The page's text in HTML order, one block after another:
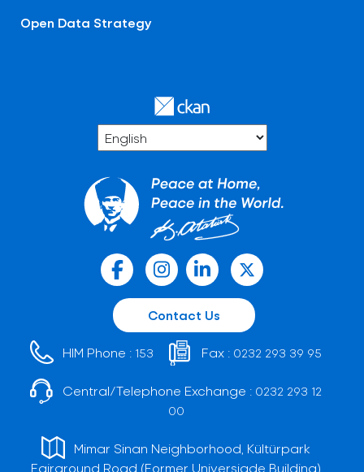
Open Data Strategy
Contact Us
HIM Phone : 153 Fax : 0232 293 39 95
Central/Telephone Exchange : 0232 293 12
00
Mimar Sinan Neighborhood, Kültürpark
Fairground Road (Former Universiade Building)